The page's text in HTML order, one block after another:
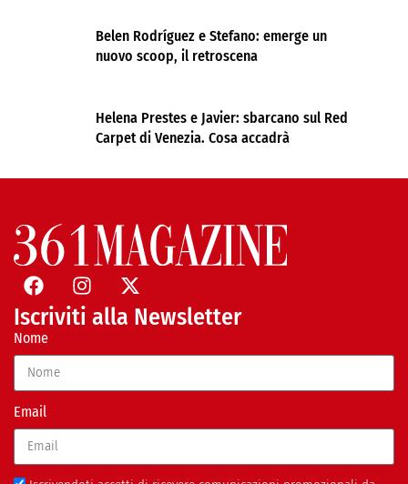
Belen Rodríguez e Stefano: emerge un
nuovo scoop, il retroscena
Helena Prestes e Javier: sbarcano sul Red
Carpet di Venezia. Cosa accadrà
Iscriviti alla Newsletter
Nome
Email